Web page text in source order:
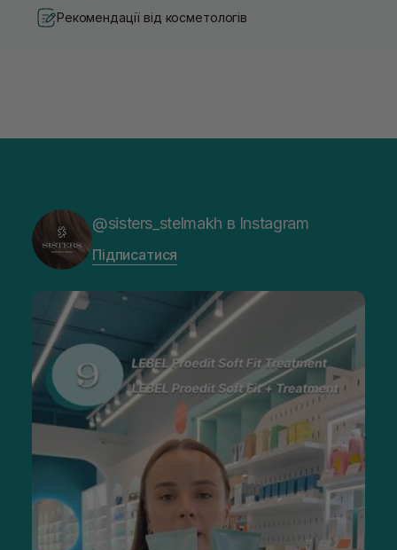
Рекомендації від косметологів
@sisters_stelmakh в Instagram
Підписатися